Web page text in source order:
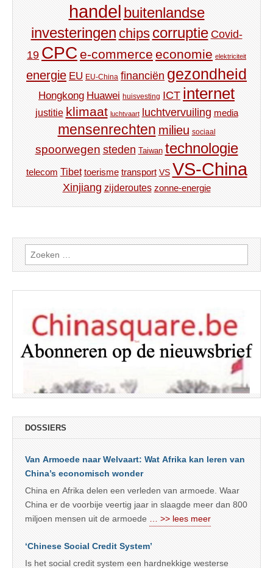
handel buitenlandse
investeringen chips corruptie Covid-
19 CPC e-commerce economie elektriciteit
energie EU EU-China financiën gezondheid
Hongkong Huawei huisvesting ICT internet
justitie klimaat luchtvaart luchtvervuiling media
mensenrechten milieu sociaal
spoorwegen steden Taiwan technologie
telecom Tibet toerisme transport VS VS-China
Xinjiang zijderoutes zonne-energie
Zoeken
naar:
DOSSIERS
Van Armoede naar Welvaart: Wat Afrika kan leren van
China’s economisch wonder
China en Afrika delen een verleden van armoede. Waar
China er de voorbije veertig jaar in slaagde meer dan 800
miljoen mensen uit de armoede
… >> lees meer
‘Chinese Social Credit System’
Is het social credit system een hardnekkige westerse